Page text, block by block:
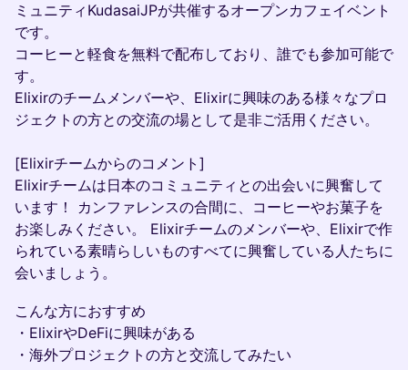
ミュニティKudasaiJPが共催するオープンカフェイベント
です。
コーヒーと軽食を無料で配布しており、誰でも参加可能で
す。
Elixirのチームメンバーや、Elixirに興味のある様々なプロ
ジェクトの方との交流の場として是非ご活用ください。
[Elixirチームからのコメント]
Elixirチームは日本のコミュニティとの出会いに興奮して
います！ カンファレンスの合間に、コーヒーやお菓子を
お楽しみください。 Elixirチームのメンバーや、Elixirで作
られている素晴らしいものすべてに興奮している人たちに
会いましょう。
こんな方におすすめ
・ElixirやDeFiに興味がある
・海外プロジェクトの方と交流してみたい